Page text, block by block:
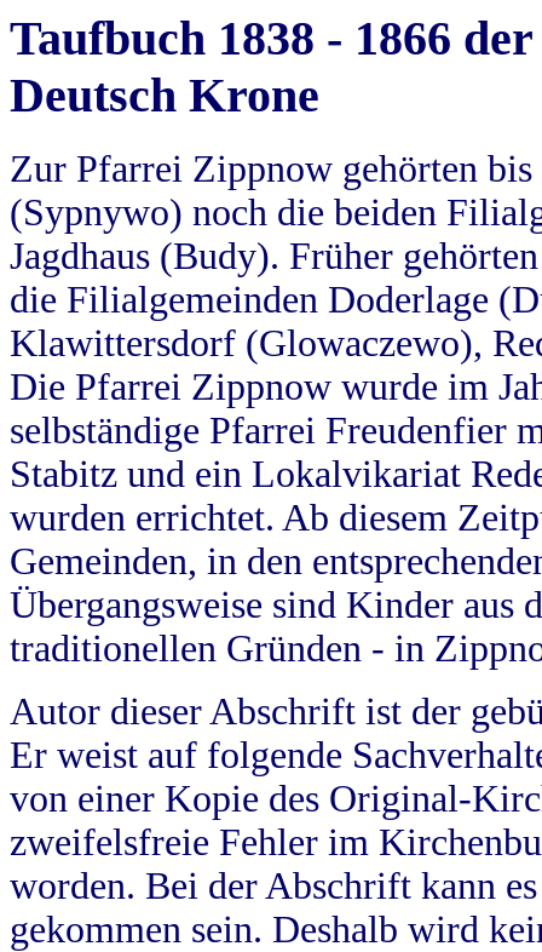
Taufbuch 1838 - 1866
Deutsch Krone
Zur Pfarrei Zippnow gehörten
(Sypnywo) noch die beiden
Jagdhaus (Budy). Früher
die Filialgemeinden Doderlage
Klawittersdorf (Glowaczewo),
Die Pfarrei Zippnow wurde im
selbständige Pfarrei Freudenfier
Stabitz und ein Lokalvikariat
wurden errichtet. Ab diesem
Gemeinden, in den
Übergangsweise sind Kinder aus
traditionellen Gründen - in
Autor dieser Abschrift ist der
Er weist auf folgende
von einer Kopie des Original-
zweifelsfreie Fehler im
worden. Bei der Abschrift kann
gekommen sein. Deshalb wird